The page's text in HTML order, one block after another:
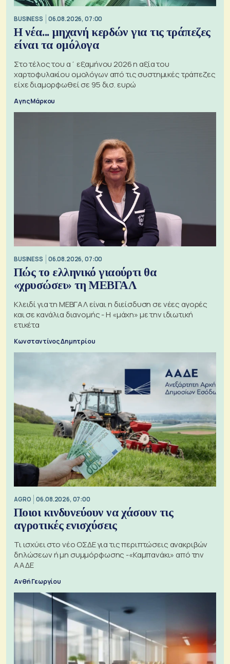
BUSINESS 06.08.2026, 07:00
Η νέα... μηχανή κερδών για τις τράπεζες
είναι τα ομόλογα
Στο τέλος του α΄ εξαμήνου 2026 η αξία του
χαρτοφυλακίου ομολόγων από τις συστημικές τράπεζες
είχε διαμορφωθεί σε 95 δισ. ευρώ
Αγης Μάρκου
BUSINESS 06.08.2026, 07:00
Πώς το ελληνικό γιαούρτι θα
«χρυσώσει» τη ΜΕΒΓΑΛ
Κλειδί για τη ΜΕΒΓΑΛ είναι η διείσδυση σε νέες αγορές
και σε κανάλια διανομής - Η «μάχη» με την ιδιωτική
ετικέτα
Κωνσταντίνος Δημητρίου
AGRO 06.08.2026, 07:00
Ποιοι κινδυνεύουν να χάσουν τις
αγροτικές ενισχύσεις
Τι ισχύει στο νέο ΟΣΔΕ για τις περιπτώσεις ανακριβών
δηλώσεων ή μη συμμόρφωσης -«Καμπανάκι» από την
ΑΑΔΕ
Ανθή Γεωργίου